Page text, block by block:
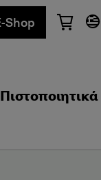
Shop
English
Πιστοποιητικά